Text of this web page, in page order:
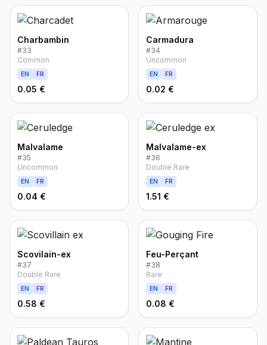
Charbambin
#33
Common
EN FR
0.05 €
Carmadura
#34
Uncommon
EN FR
0.02 €
Malvalame
#35
Uncommon
EN FR
0.04 €
Malvalame-ex
#36
Double Rare
EN FR
1.51 €
Scovilain-ex
#37
Double Rare
EN FR
0.58 €
Feu-Perçant
#38
Rare
EN FR
0.08 €